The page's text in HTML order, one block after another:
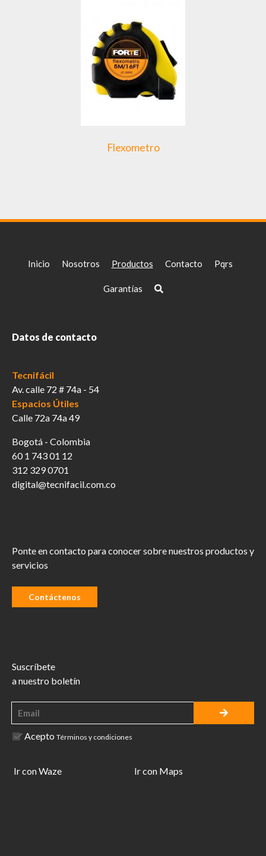
Flexometro
Inicio Nosotros Productos Contacto Pqrs
Garantías
Datos de contacto
Tecnifácil
Av. calle 72 # 74a - 54
Espacios Útiles
Calle 72a 74a 49
Bogotá - Colombia
60 1 743 01 12
312 329 0701
digital@tecnifacil.com.co
Ponte en contacto para conocer sobre nuestros productos y
servicios
Contáctenos
Suscríbete
a nuestro boletín
Acepto Términos y condiciones
Ir con Waze Ir con Maps